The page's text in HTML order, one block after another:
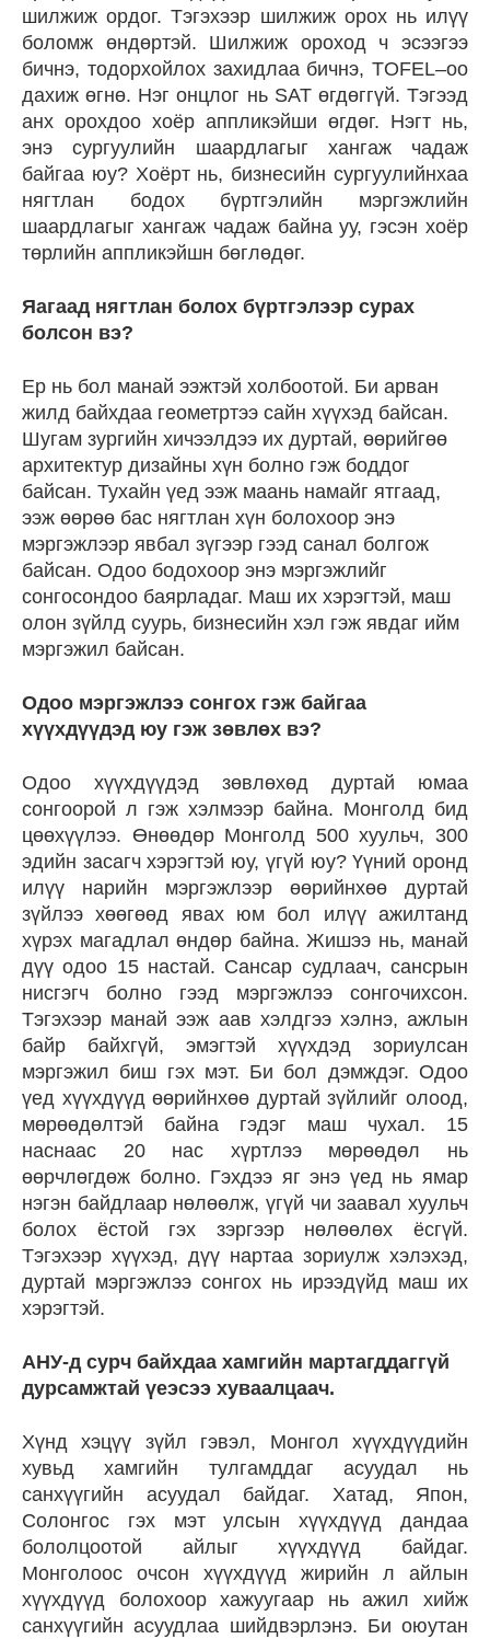
шилжиж ордог. Тэгэхээр шилжиж орох нь илүү
боломж өндөртэй. Шилжиж ороход ч эсээгээ
бичнэ, тодорхойлох захидлаа бичнэ, TOFEL–оо
дахиж өгнө. Нэг онцлог нь SAT өгдөггүй. Тэгээд
анх орохдоо хоёр аппликэйши өгдөг. Нэгт нь,
энэ сургуулийн шаардлагыг хангаж чадаж
байгаа юу? Хоёрт нь, бизнесийн сургуулийнхаа
нягтлан бодох бүртгэлийн мэргэжлийн
шаардлагыг хангаж чадаж байна уу, гэсэн хоёр
төрлийн аппликэйшн бөглөдөг.
Яагаад нягтлан болох бүртгэлээр сурах
болсон вэ?
Ер нь бол манай ээжтэй холбоотой. Би арван
жилд байхдаа геометртээ сайн хүүхэд байсан.
Шугам зургийн хичээлдээ их дуртай, өөрийгөө
архитектур дизайны хүн болно гэж боддог
байсан. Тухайн үед ээж маань намайг ятгаад,
ээж өөрөө бас нягтлан хүн болохоор энэ
мэргэжлээр явбал зүгээр гээд санал болгож
байсан. Одоо бодохоор энэ мэргэжлийг
сонгосондоо баярладаг. Маш их хэрэгтэй, маш
олон зүйлд суурь, бизнесийн хэл гэж явдаг ийм
мэргэжил байсан.
Одоо мэргэжлээ сонгох гэж байгаа
хүүхдүүдэд юу гэж зөвлөх вэ?
Одоо хүүхдүүдэд зөвлөхөд дуртай юмаа
сонгоорой л гэж хэлмээр байна. Монголд бид
цөөхүүлээ. Өнөөдөр Монголд 500 хуульч, 300
эдийн засагч хэрэгтэй юу, үгүй юу? Үүний оронд
илүү нарийн мэргэжлээр өөрийнхөө дуртай
зүйлээ хөөгөөд явах юм бол илүү ажилтанд
хүрэх магадлал өндөр байна. Жишээ нь, манай
дүү одоо 15 настай. Сансар судлаач, сансрын
нисгэгч болно гээд мэргэжлээ сонгочихсон.
Тэгэхээр манай ээж аав хэлдгээ хэлнэ, ажлын
байр байхгүй, эмэгтэй хүүхдэд зориулсан
мэргэжил биш гэх мэт. Би бол дэмждэг. Одоо
үед хүүхдүүд өөрийнхөө дуртай зүйлийг олоод,
мөрөөдөлтэй байна гэдэг маш чухал. 15
наснаас 20 нас хүртлээ мөрөөдөл нь
өөрчлөгдөж болно. Гэхдээ яг энэ үед нь ямар
нэгэн байдлаар нөлөөлж, үгүй чи заавал хуульч
болох ёстой гэх зэргээр нөлөөлөх ёсгүй.
Тэгэхээр хүүхэд, дүү нартаа зориулж хэлэхэд,
дуртай мэргэжлээ сонгох нь ирээдүйд маш их
хэрэгтэй.
АНУ-д сурч байхдаа хамгийн мартагддаггүй
дурсамжтай үеэсээ хуваалцаач.
Хүнд хэцүү зүйл гэвэл, Монгол хүүхдүүдийн
хувьд хамгийн тулгамддаг асуудал нь
санхүүгийн асуудал байдаг. Хатад, Япон,
Солонгос гэх мэт улсын хүүхдүүд дандаа
бололцоотой айлыг хүүхдүүд байдаг.
Монголоос очсон хүүхдүүд жирийн л айлын
хүүхдүүд болохоор хажуугаар нь ажил хийж
санхүүгийн асуудлаа шийдвэрлэнэ. Би оюутан